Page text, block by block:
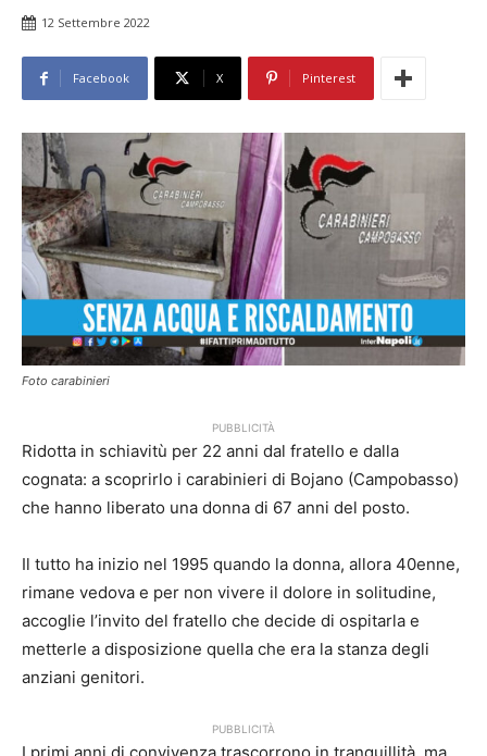
12 Settembre 2022
Facebook X Pinterest
Foto carabinieri
PUBBLICITÀ
Ridotta in schiavitù per 22 anni dal fratello e dalla
cognata: a scoprirlo i carabinieri di Bojano (Campobasso)
che hanno liberato una donna di 67 anni del posto.
Il tutto ha inizio nel 1995 quando la donna, allora 40enne,
rimane vedova e per non vivere il dolore in solitudine,
accoglie l’invito del fratello che decide di ospitarla e
metterle a disposizione quella che era la stanza degli
anziani genitori.
PUBBLICITÀ